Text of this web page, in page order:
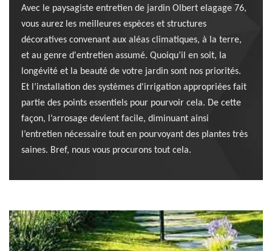
Avec le paysagiste entretien de jardin Olbert elagage 76,
vous aurez les meilleures espèces et structures
décoratives convenant aux aléas climatiques, à la terre,
et au genre d'entretien assumé. Quoiqu’il en soit, la
longévité et la beauté de votre jardin sont nos priorités.
Et l’installation des systèmes d'irrigation appropriées fait
partie des points essentiels pour pourvoir cela. De cette
façon, l’arrosage devient facile, diminuant ainsi
l’entretien nécessaire tout en pourvoyant des plantes très
saines. Bref, nous vous procurons tout cela.